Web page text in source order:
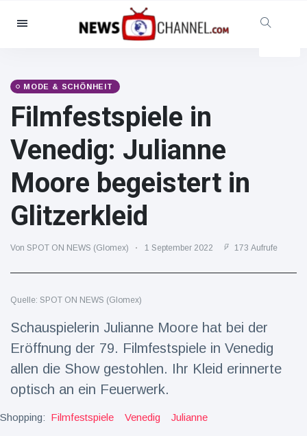
Kategorien
Soziales & Spaß
(5614)
Kino und TV
(12454)
(56286)
Promis
(39366)
Mode & Schönheit
(2776)
(15246)
Essen und Trinken
(7199)
Gaming
(3575)
(8534)
Reisen & Abenteuer
(2252)
Neueste
Nachrichten
MODE & SCHÖNHEIT
Filmfestspiele in
Venedig: Julianne
Moore begeistert in
Glitzerkleid
Von SPOT ON NEWS (Glomex) 1 September 2022 173 Aufrufe
Quelle: SPOT ON NEWS (Glomex)
Schauspielerin Julianne Moore hat bei der
Eröffnung der 79. Filmfestspiele in Venedig
allen die Show gestohlen. Ihr Kleid erinnerte
optisch an ein Feuerwerk.
Shopping: Filmfestspiele Venedig Julianne